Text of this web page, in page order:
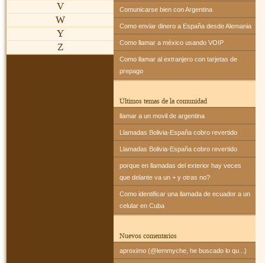
V
W
Y
Z
Comunicarse bien con Argentina
Como enviar dinero a España desde Alemania
Como llamar a méxico usando VOIP
Como llamar al extranjero con tarjetas de
prepago
Últimos temas de la comunidad
llamar a un movil de argentina
Llamadas Bolivia-España cobro revertido
Llamadas Bolivia-España cobro revertido
porque en llamadas del exterior hay veces
que delante va un + y otras no?
Como identificar una llamada de ecuador a un
celular en Cuba
Nuevos comentarios
aproximo (@lemmyche, he buscado lo qu...)